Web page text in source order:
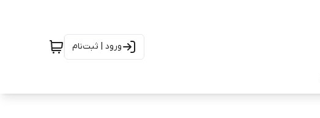
ورود | ثبت‌نام